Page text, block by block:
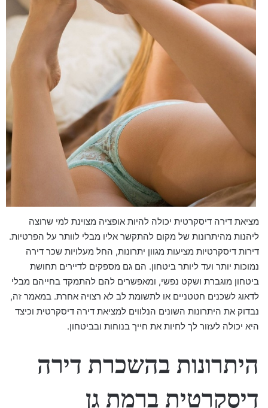
מציאת דירה דיסקרטית יכולה להיות אופציה מצוינת למי שרוצה
ליהנות מהיתרונות של מקום להתקשר אליו מבלי לוותר על הפרטיות.
דירות דיסקרטיות מציעות מגוון יתרונות, החל מעלויות שכר דירה
נמוכות יותר ועד ליותר ביטחון. הם גם מספקים לדיירים תחושת
ביטחון מוגברת ושקט נפשי, ומאפשרים להם להתמקד בחייהם מבלי
לדאוג לשכנים חטטניים או לתשומת לב לא רצויה אחרת. במאמר זה,
נבדוק את היתרונות השונים הנלווים למציאת דירה דיסקרטית וכיצד
היא יכולה לעזור לך לחיות את חייך בנוחות ובביטחון.
היתרונות בהשכרת דירה